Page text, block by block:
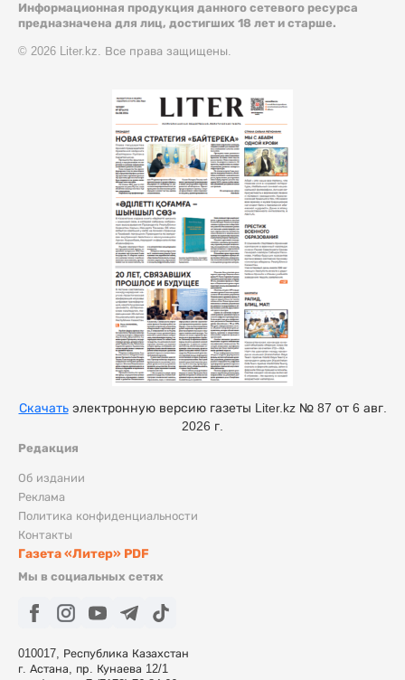
Информационная продукция данного сетевого ресурса
предназначена для лиц, достигших 18 лет и старше.
© 2026 Liter.kz. Все права защищены.
Редакция
Об издании
Реклама
Политика конфиденциальности
Контакты
Газета «Литер» PDF
Мы в социальных сетях
010017, Республика Казахстан
г. Астана, пр. Кунаева 12/1
Скачатьэлектронную версию газеты Liter.kz № 87 от 6 авг.
2026 г.